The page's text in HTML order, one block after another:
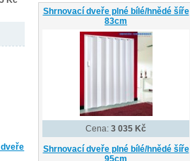
Shrnovací dveře plné bílé/hnědé šíře
83cm
Cena: 3 035 Kč
Shrnovací dveře plné bílé/hnědé šíře
95cm